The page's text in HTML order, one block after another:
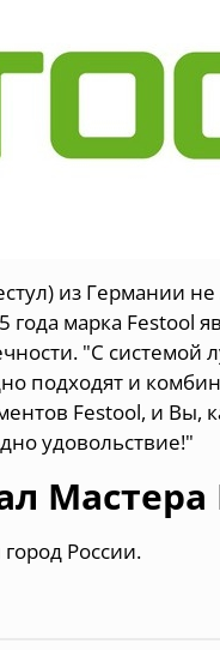
из Германии не
марка Festool
"С системой
подходят и
Festool, и Вы,
удовольствие!"
Мастера
России.